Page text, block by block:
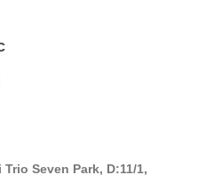
Seven Park, D:11/1,